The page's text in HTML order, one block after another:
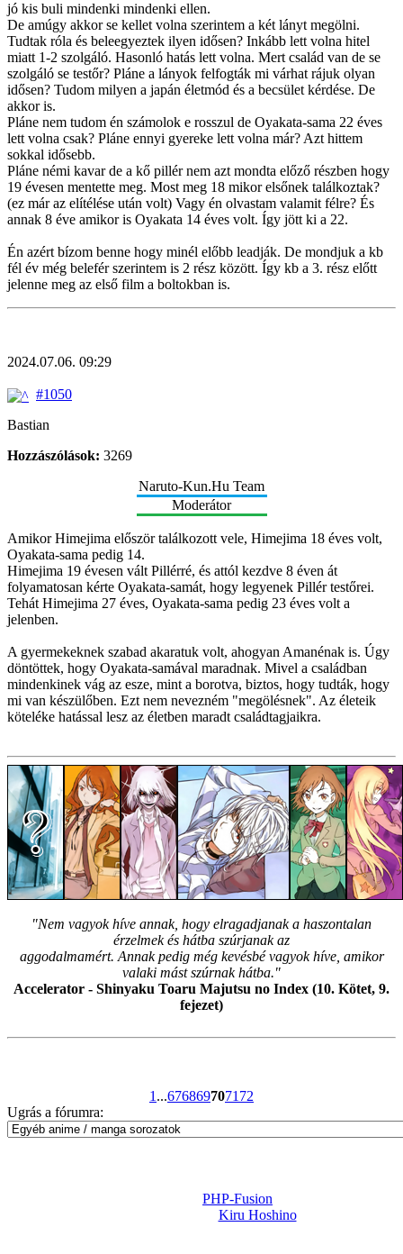
jó kis buli mindenki mindenki ellen.
De amúgy akkor se kellet volna szerintem a két lányt megölni.
Tudtak róla és beleegyeztek ilyen idősen? Inkább lett volna hitel
miatt 1-2 szolgáló. Hasonló hatás lett volna. Mert család van de se
szolgáló se testőr? Pláne a lányok felfogták mi várhat rájuk olyan
idősen? Tudom milyen a japán életmód és a becsület kérdése. De
akkor is.
Pláne nem tudom én számolok e rosszul de Oyakata-sama 22 éves
lett volna csak? Pláne ennyi gyereke lett volna már? Azt hittem
sokkal idősebb.
Pláne némi kavar de a kő pillér nem azt mondta előző részben hogy
19 évesen mentette meg. Most meg 18 mikor elsőnek találkoztak?
(ez már az elítélése után volt) Vagy én olvastam valamit félre? És
annak 8 éve amikor is Oyakata 14 éves volt. Így jött ki a 22.
Én azért bízom benne hogy minél előbb leadják. De mondjuk a kb
fél év még belefér szerintem is 2 rész között. Így kb a 3. rész előtt
jelenne meg az első film a boltokban is.
2024.07.06. 09:29
#1050
Bastian
Hozzászólások: 3269
Naruto-Kun.Hu Team
Moderátor
Amikor Himejima először találkozott vele, Himejima 18 éves volt,
Oyakata-sama pedig 14.
Himejima 19 évesen vált Pillérré, és attól kezdve 8 éven át
folyamatosan kérte Oyakata-samát, hogy legyenek Pillér testőrei.
Tehát Himejima 27 éves, Oyakata-sama pedig 23 éves volt a
jelenben.
A gyermekeknek szabad akaratuk volt, ahogyan Amanénak is. Úgy
döntöttek, hogy Oyakata-samával maradnak. Mivel a családban
mindenkinek vág az esze, mint a borotva, biztos, hogy tudták, hogy
mi van készülőben. Ezt nem nevezném "megölésnek". Az életeik
köteléke hatással lesz az életben maradt családtagjaikra.
"Nem vagyok híve annak, hogy elragadjanak a haszontalan
érzelmek és hátba szúrjanak az
aggodalmamért. Annak pedig még kevésbé vagyok híve, amikor
valaki mást szúrnak hátba."
Accelerator - Shinyaku Toaru Majutsu no Index (10. Kötet, 9.
fejezet)
1 ...6768697071 72
Ugrás a fórumra:
PHP-Fusion
Kiru Hoshino